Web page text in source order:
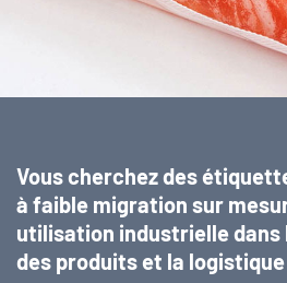
Vous cherchez des
à faible migration sur
utilisation industrielle
des produits et la